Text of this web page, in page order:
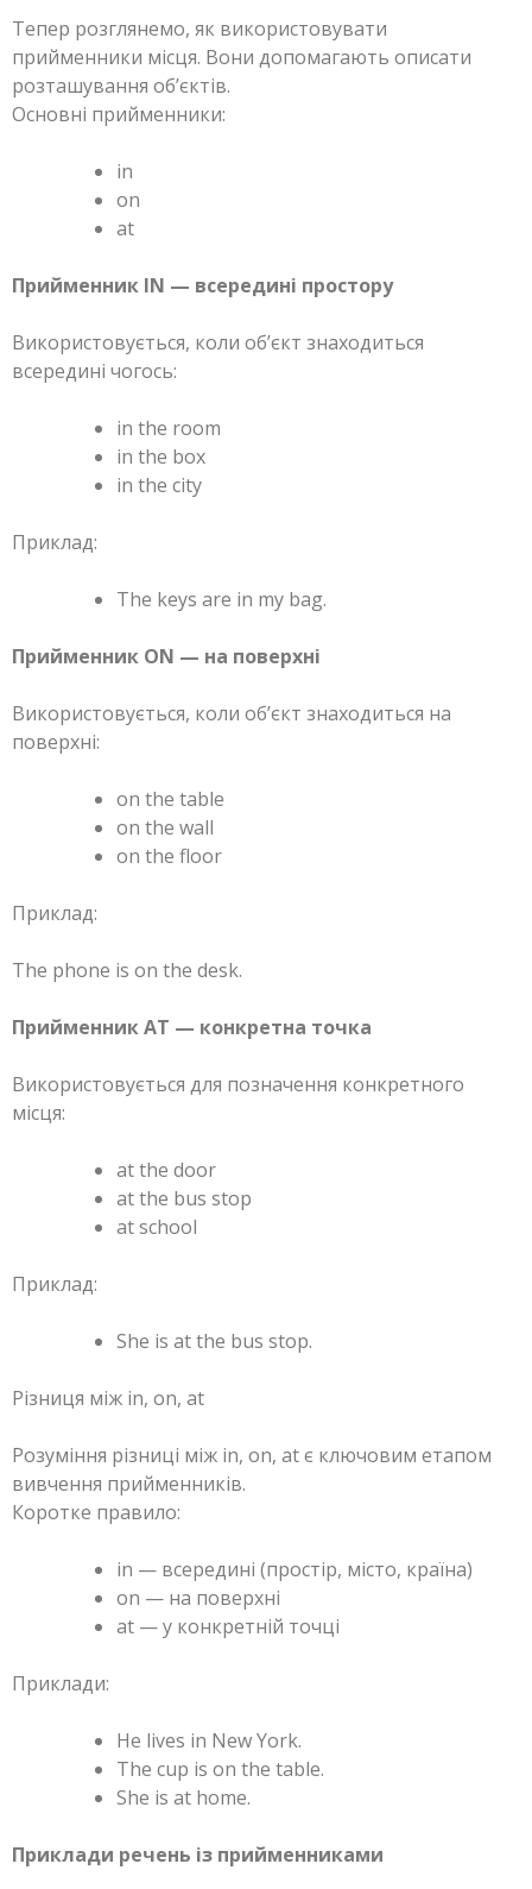
Тепер розглянемо, як використовувати
прийменники місця. Вони допомагають описати
розташування об’єктів.
Основні прийменники:
in
on
at
Прийменник IN — всередині простору
Використовується, коли об’єкт знаходиться
всередині чогось:
in the room
in the box
in the city
Приклад:
The keys are in my bag.
Прийменник ON — на поверхні
Використовується, коли об’єкт знаходиться на
поверхні:
on the table
on the wall
on the floor
Приклад:
The phone is on the desk.
Прийменник AT — конкретна точка
Використовується для позначення конкретного
місця:
at the door
at the bus stop
at school
Приклад:
She is at the bus stop.
Різниця між in, on, at
Розуміння різниці між in, on, at є ключовим етапом
вивчення прийменників.
Коротке правило:
in — всередині (простір, місто, країна)
on — на поверхні
at — у конкретній точці
Приклади:
He lives in New York.
The cup is on the table.
She is at home.
Приклади речень із прийменниками